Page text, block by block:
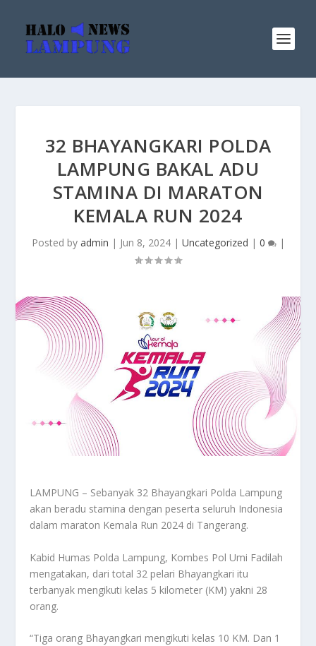
32 BHAYANGKARI POLDA
LAMPUNG BAKAL ADU
STAMINA DI MARATON
KEMALA RUN 2024
Posted by admin | Jun 8, 2024| Uncategorized | 0 |
LAMPUNG – Sebanyak 32 Bhayangkari Polda Lampung
akan beradu stamina dengan peserta seluruh Indonesia
dalam maraton Kemala Run 2024 di Tangerang.
Kabid Humas Polda Lampung, Kombes Pol Umi Fadilah
mengatakan, dari total 32 pelari Bhayangkari itu
terbanyak mengikuti kelas 5 kilometer (KM) yakni 28
orang.
“Tiga orang Bhayangkari mengikuti kelas 10 KM. Dan 1